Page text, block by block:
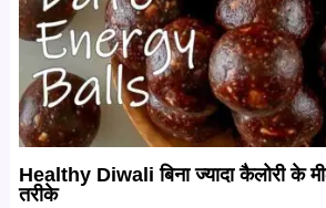
Healthy Diwali बिना ज्यादा कैलोरी के
तरीके